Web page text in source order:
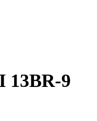
13BR-9